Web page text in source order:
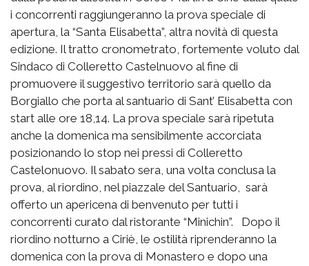
i concorrenti raggiungeranno la prova speciale di
apertura, la “Santa Elisabetta”, altra novità di questa
edizione. Il tratto cronometrato, fortemente voluto dal
Sindaco di Colleretto Castelnuovo al fine di
promuovere il suggestivo territorio sarà quello da
Borgiallo che porta al santuario di Sant’ Elisabetta con
start alle ore 18,14. La prova speciale sarà ripetuta
anche la domenica ma sensibilmente accorciata
posizionando lo stop nei pressi di Colleretto
Castelonuovo. Il sabato sera, una volta conclusa la
prova, al riordino, nel piazzale del Santuario, sarà
offerto un apericena di benvenuto per tutti i
concorrenti curato dal ristorante “Minichin”. Dopo il
riordino notturno a Ciriè, le ostilità riprenderanno la
domenica con la prova di Monastero e dopo una